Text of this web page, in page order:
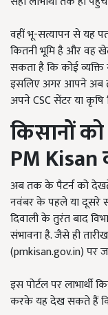
वहीं भू-सत्यापन से यह
कितनी भूमि है और वह
सकता है कि कोई
इसलिए अगर आपने अब
अपने CSC सेंटर या कृषि
किसानों
PM Kisan
अब तक के पैटर्न को देखते
नवंबर के पहले या दूसरे
दिवाली के तुरंत बाद
संभावना है. जैसे ही
(pmkisan.gov.in)
इस पोर्टल पर
करके यह देख सकते हैं कि